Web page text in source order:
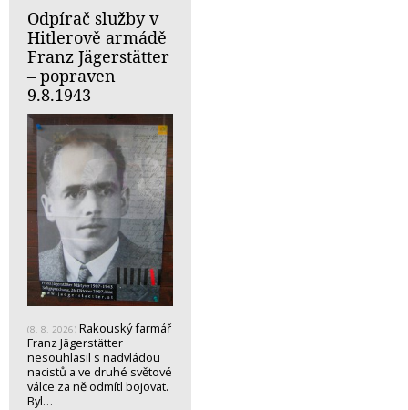
Odpírač služby v
Hitlerově armádě
Franz Jägerstätter
– popraven
9.8.1943
(8. 8. 2026) Rakouský farmář
Franz Jägerstätter
nesouhlasil s nadvládou
nacistů a ve druhé světové
válce za ně odmítl bojovat.
Byl…